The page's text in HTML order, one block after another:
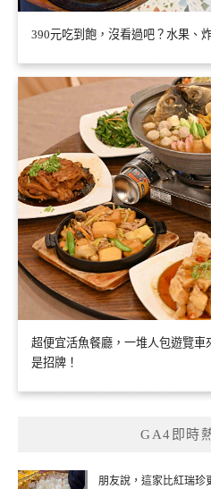
390元吃到飽，沒看過吧？水果、
超便宜活魚餐廳，一堆人包遊覽車
是招牌！
GA4即時
朋友說，這家比紅瑞珍